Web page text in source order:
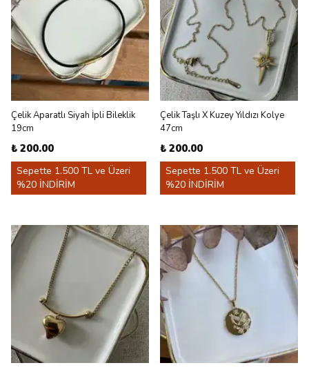
Çelik Aparatlı Siyah İpli Bileklik
19cm
₺ 200.00
Sepette 1.500 TL ve Üzeri
%20 İNDİRİM
Çelik Taşlı X Kuzey Yıldızı Kolye
47cm
₺ 200.00
Sepette 1.500 TL ve Üzeri
%20 İNDİRİM